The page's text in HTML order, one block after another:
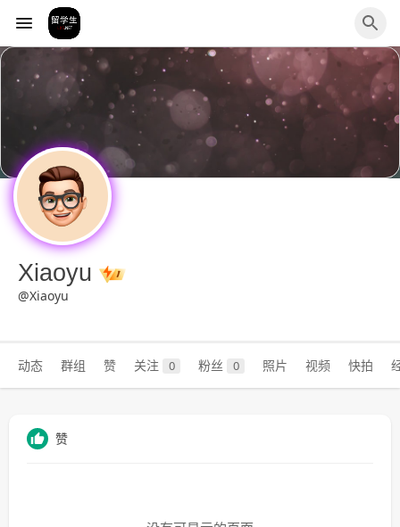
Xiaoyu
@Xiaoyu
动态 群组 赞 关注 0 粉丝 0 照片 视频 快拍
赞